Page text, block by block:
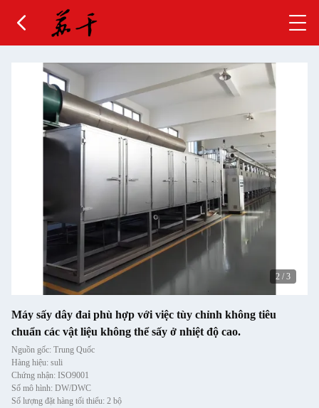
2 / 3
Máy sấy dây đai phù hợp với việc tùy chỉnh không tiêu
chuẩn các vật liệu không thể sấy ở nhiệt độ cao.
Nguồn gốc: Trung Quốc
Hàng hiệu: suli
Chứng nhận: ISO9001
Số mô hình: DW/DWC
Số lượng đặt hàng tối thiểu: 2 bộ